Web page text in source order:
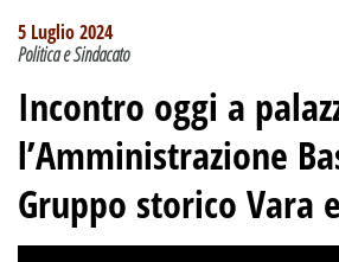
5 Luglio 2024
Politica e Sindacato
Incontro oggi a
l’Amministrazione
Gruppo storico Vara